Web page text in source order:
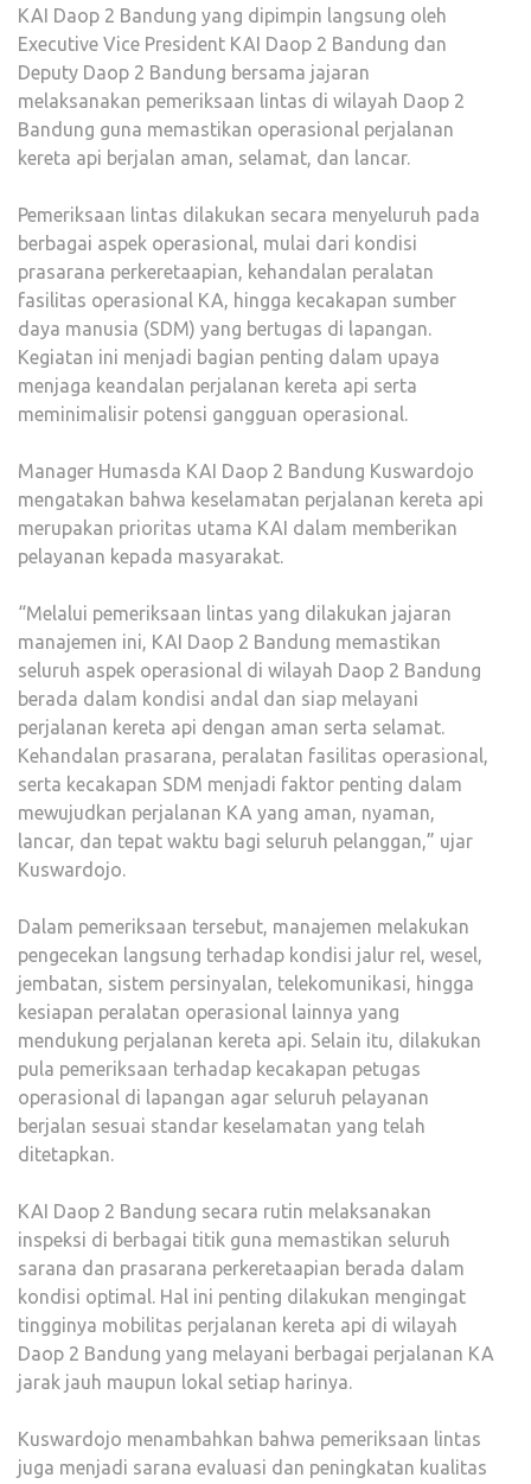
KAI Daop 2 Bandung yang dipimpin langsung oleh
Executive Vice President KAI Daop 2 Bandung dan
Deputy Daop 2 Bandung bersama jajaran
melaksanakan pemeriksaan lintas di wilayah Daop 2
Bandung guna memastikan operasional perjalanan
kereta api berjalan aman, selamat, dan lancar.
Pemeriksaan lintas dilakukan secara menyeluruh pada
berbagai aspek operasional, mulai dari kondisi
prasarana perkeretaapian, kehandalan peralatan
fasilitas operasional KA, hingga kecakapan sumber
daya manusia (SDM) yang bertugas di lapangan.
Kegiatan ini menjadi bagian penting dalam upaya
menjaga keandalan perjalanan kereta api serta
meminimalisir potensi gangguan operasional.
Manager Humasda KAI Daop 2 Bandung Kuswardojo
mengatakan bahwa keselamatan perjalanan kereta api
merupakan prioritas utama KAI dalam memberikan
pelayanan kepada masyarakat.
“Melalui pemeriksaan lintas yang dilakukan jajaran
manajemen ini, KAI Daop 2 Bandung memastikan
seluruh aspek operasional di wilayah Daop 2 Bandung
berada dalam kondisi andal dan siap melayani
perjalanan kereta api dengan aman serta selamat.
Kehandalan prasarana, peralatan fasilitas operasional,
serta kecakapan SDM menjadi faktor penting dalam
mewujudkan perjalanan KA yang aman, nyaman,
lancar, dan tepat waktu bagi seluruh pelanggan,” ujar
Kuswardojo.
Dalam pemeriksaan tersebut, manajemen melakukan
pengecekan langsung terhadap kondisi jalur rel, wesel,
jembatan, sistem persinyalan, telekomunikasi, hingga
kesiapan peralatan operasional lainnya yang
mendukung perjalanan kereta api. Selain itu, dilakukan
pula pemeriksaan terhadap kecakapan petugas
operasional di lapangan agar seluruh pelayanan
berjalan sesuai standar keselamatan yang telah
ditetapkan.
KAI Daop 2 Bandung secara rutin melaksanakan
inspeksi di berbagai titik guna memastikan seluruh
sarana dan prasarana perkeretaapian berada dalam
kondisi optimal. Hal ini penting dilakukan mengingat
tingginya mobilitas perjalanan kereta api di wilayah
Daop 2 Bandung yang melayani berbagai perjalanan KA
jarak jauh maupun lokal setiap harinya.
Kuswardojo menambahkan bahwa pemeriksaan lintas
juga menjadi sarana evaluasi dan peningkatan kualitas